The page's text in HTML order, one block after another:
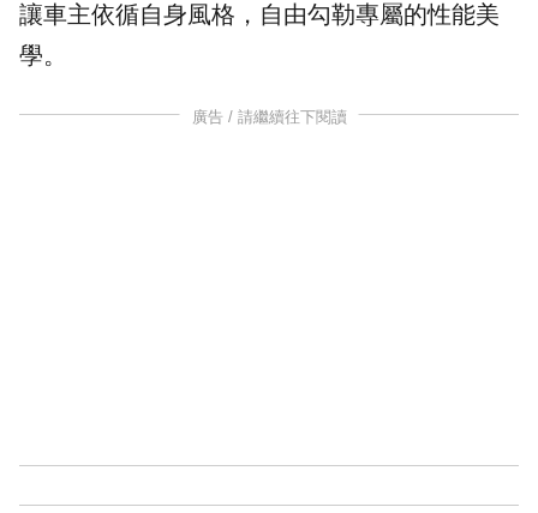
讓車主依循自身風格，自由勾勒專屬的性能美
學。
廣告 / 請繼續往下閱讀